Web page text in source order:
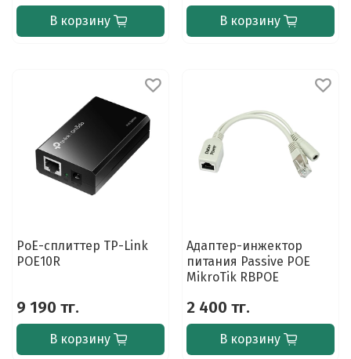
В корзину В корзину
PoE-сплиттер TP-Link
POE10R
9 190 тг.
В корзину
Адаптер-инжектор
питания Passive POE
MikroTik RBPOE
2 400 тг.
В корзину